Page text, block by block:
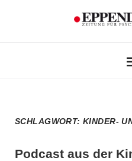
SCHLAGWORT:KINDER-
Podcast aus der